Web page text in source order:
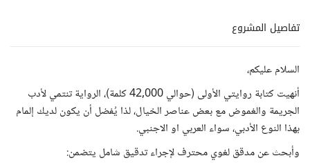
تفاصيل المشروع
السلام عليكم،
أنهيت كتابة روايتي الأولى (حوالي 42,000 كلمة)، الرواية تنتمي لأدب
الجريمة والغموض مع بعض عناصر الخيال، لذا يُفضل أن يكون لديك إلمام
بهذا النوع الأدبي، سواء العربي او الاجنبي.
وأبحث عن مدقق لغوي محترف لإجراء تدقيق شامل يتضمن: